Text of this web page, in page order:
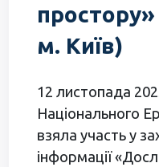
м. Київ)
12 листопада
Національного
взяла участь у
інформації